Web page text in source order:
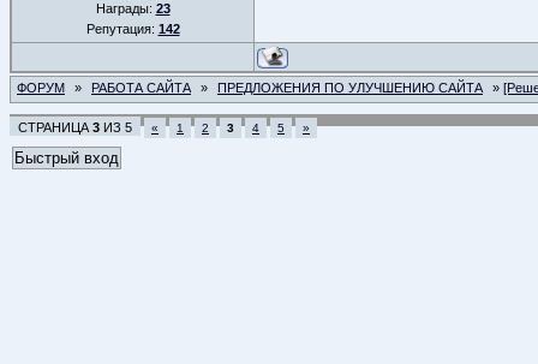
Награды: 23
Репутация: 142
ФОРУМ » РАБОТА САЙТА » ПРЕДЛОЖЕНИЯ ПО УЛУЧШЕНИЮ САЙТА »
СТРАНИЦА 3 ИЗ 5 « 1 2 3 4 5 »